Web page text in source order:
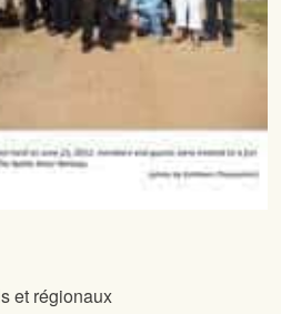
et régionaux